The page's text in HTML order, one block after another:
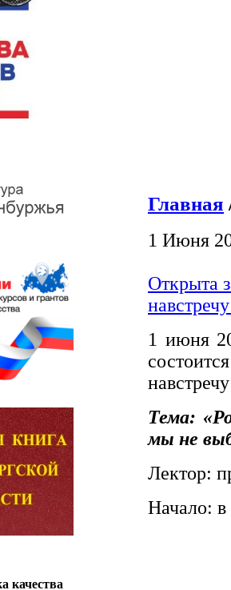
качества
Главная
1 Июня
Открыта
1 июня
Тема:
мы не
Лектор:
Начало: в